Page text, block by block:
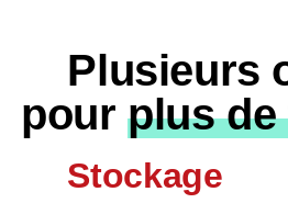
Plusieurs
pourplus
Stockage